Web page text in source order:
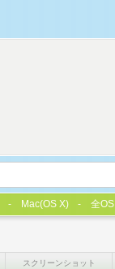
スクリーンショット
Mac(OS X) 全OS